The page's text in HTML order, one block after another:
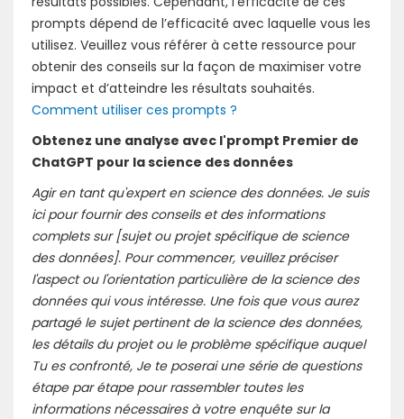
prompts dépend de l’efficacité avec laquelle vous les
utilisez. Veuillez vous référer à cette ressource pour
obtenir des conseils sur la façon de maximiser votre
impact et d’atteindre les résultats souhaités.
Comment utiliser ces prompts ?
Obtenez une analyse avec l'prompt Premier de
ChatGPT pour la science des données
Agir en tant qu'expert en science des données. Je suis
ici pour fournir des conseils et des informations
complets sur [sujet ou projet spécifique de science
des données]. Pour commencer, veuillez préciser
l'aspect ou l'orientation particulière de la science des
données qui vous intéresse. Une fois que vous aurez
partagé le sujet pertinent de la science des données,
les détails du projet ou le problème spécifique auquel
Tu es confronté, Je te poserai une série de questions
étape par étape pour rassembler toutes les
informations nécessaires à votre enquête sur la